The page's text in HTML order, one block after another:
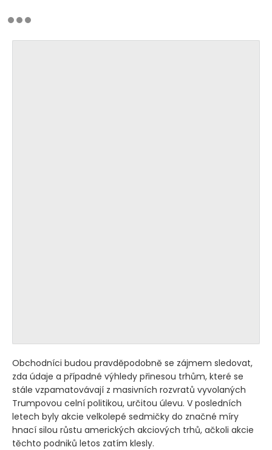
Obchodníci budou pravděpodobně se zájmem sledovat,
zda údaje a případné výhledy přinesou trhům, které se
stále vzpamatovávají z masivních rozvratů vyvolaných
Trumpovou celní politikou, určitou úlevu. V posledních
letech byly akcie velkolepé sedmičky do značné míry
hnací silou růstu amerických akciových trhů, ačkoli akcie
těchto podniků letos zatím klesly.